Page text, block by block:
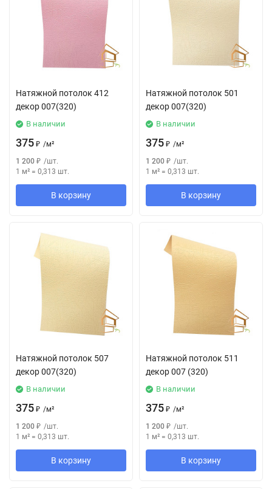
Натяжной потолок 412
декор 007(320)
В наличии
375 ₽ /м²
1 200 ₽ /шт.
1 м² = 0,313 шт.
В корзину
Натяжной потолок 501
декор 007(320)
В наличии
375 ₽ /м²
1 200 ₽ /шт.
1 м² = 0,313 шт.
В корзину
Натяжной потолок 507
декор 007(320)
В наличии
375 ₽ /м²
1 200 ₽ /шт.
1 м² = 0,313 шт.
В корзину
Натяжной потолок 511
декор 007 (320)
В наличии
375 ₽ /м²
1 200 ₽ /шт.
1 м² = 0,313 шт.
В корзину